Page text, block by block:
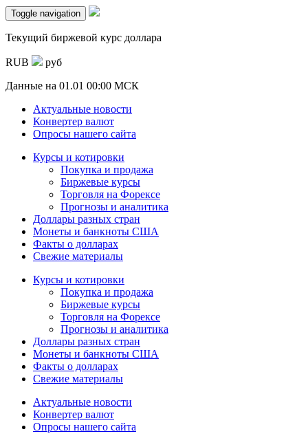
Toggle navigation
Текущий биржевой курс доллара
RUB
руб
Данные на 01.01 00:00 МСК
Актуальные новости
Конвертер валют
Опросы нашего сайта
Курсы и котировки
Покупка и продажа
Биржевые курсы
Торговля на Форексе
Прогнозы и аналитика
Доллары разных стран
Монеты и банкноты США
Факты о долларах
Свежие материалы
Курсы и котировки
Покупка и продажа
Биржевые курсы
Торговля на Форексе
Прогнозы и аналитика
Доллары разных стран
Монеты и банкноты США
Факты о долларах
Свежие материалы
Актуальные новости
Конвертер валют
Опросы нашего сайта